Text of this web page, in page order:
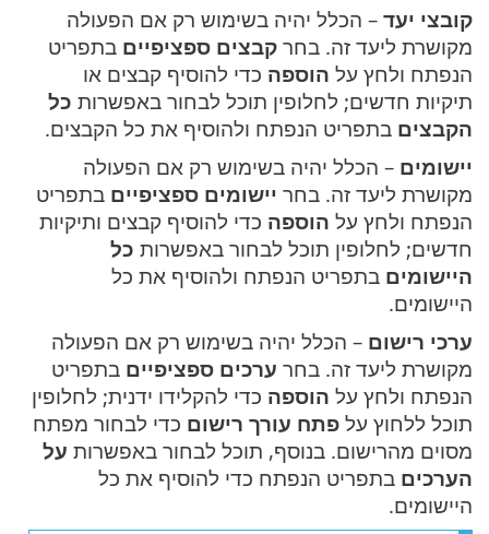
קובצי יעד – הכלל יהיה בשימוש רק אם הפעולה
מקושרת ליעד זה. בחר קבצים ספציפיים בתפריט
הנפתח ולחץ על הוספה כדי להוסיף קבצים או
תיקיות חדשים; לחלופין תוכל לבחור באפשרות כל
הקבצים בתפריט הנפתח ולהוסיף את כל הקבצים.
יישומים – הכלל יהיה בשימוש רק אם הפעולה
מקושרת ליעד זה. בחר יישומים ספציפיים בתפריט
הנפתח ולחץ על הוספה כדי להוסיף קבצים ותיקיות
חדשים; לחלופין תוכל לבחור באפשרות כל
היישומים בתפריט הנפתח ולהוסיף את כל
היישומים.
ערכי רישום – הכלל יהיה בשימוש רק אם הפעולה
מקושרת ליעד זה. בחר ערכים ספציפיים בתפריט
הנפתח ולחץ על הוספה כדי להקלידו ידנית; לחלופין
תוכל ללחוץ על פתח עורך רישום כדי לבחור מפתח
מסוים מהרישום. בנוסף, תוכל לבחור באפשרות על
הערכים בתפריט הנפתח כדי להוסיף את כל
היישומים.